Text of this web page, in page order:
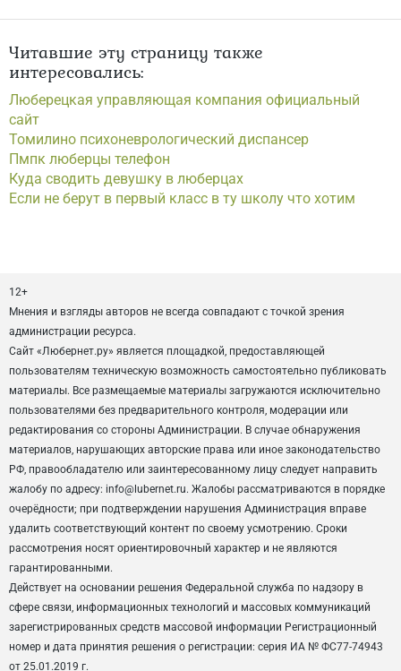
Читавшие эту страницу также
интересовались:
Люберецкая управляющая компания официальный
сайт
Томилино психоневрологический диспансер
Пмпк люберцы телефон
Куда сводить девушку в люберцах
Если не берут в первый класс в ту школу что хотим
12+
Мнения и взгляды авторов не всегда совпадают с точкой зрения
администрации ресурса.
Сайт «Любернет.ру» является площадкой, предоставляющей
пользователям техническую возможность самостоятельно публиковать
материалы. Все размещаемые материалы загружаются исключительно
пользователями без предварительного контроля, модерации или
редактирования со стороны Администрации. В случае обнаружения
материалов, нарушающих авторские права или иное законодательство
РФ, правообладателю или заинтересованному лицу следует направить
жалобу по адресу: info@lubernet.ru. Жалобы рассматриваются в порядке
очерёдности; при подтверждении нарушения Администрация вправе
удалить соответствующий контент по своему усмотрению. Сроки
рассмотрения носят ориентировочный характер и не являются
гарантированными.
Действует на основании решения Федеральной служба по надзору в
сфере связи, информационных технологий и массовых коммуникаций
зарегистрированных средств массовой информации Регистрационный
номер и дата принятия решения о регистрации: серия ИА № ФС77-74943
от 25.01.2019 г.